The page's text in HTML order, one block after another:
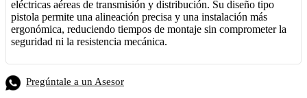
eléctricas aéreas de transmisión y distribución. Su diseño tipo
pistola permite una alineación precisa y una instalación más
ergonómica, reduciendo tiempos de montaje sin comprometer la
seguridad ni la resistencia mecánica.
Pregúntale a un Asesor